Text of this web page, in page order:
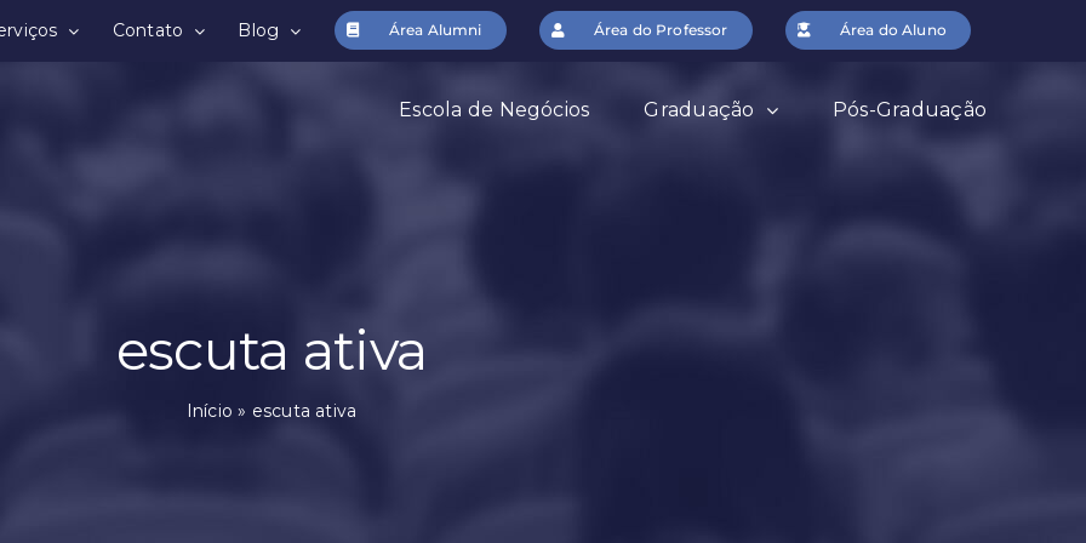
Contato Blog Área Alumni Área do Professor Área do Aluno
Escola de Negócios Graduação Pós-Graduação
escuta ativa
Início » escuta ativa